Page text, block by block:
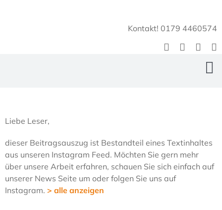
Kontakt! 0179 4460574
EasyPirBees
Bienengarten
Liebe Leser,
dieser Beitragsauszug ist Bestandteil eines Textinhaltes
aus unseren Instagram Feed. Möchten Sie gern mehr
über unsere Arbeit erfahren, schauen Sie sich einfach auf
unserer News Seite um oder folgen Sie uns auf
Instagram. > alle anzeigen